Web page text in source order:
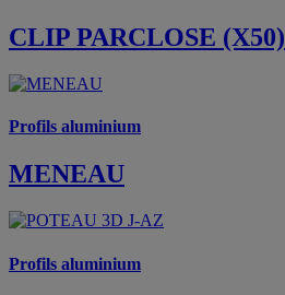
CLIP PARCLOSE (X50)
Profils aluminium
MENEAU
Profils aluminium